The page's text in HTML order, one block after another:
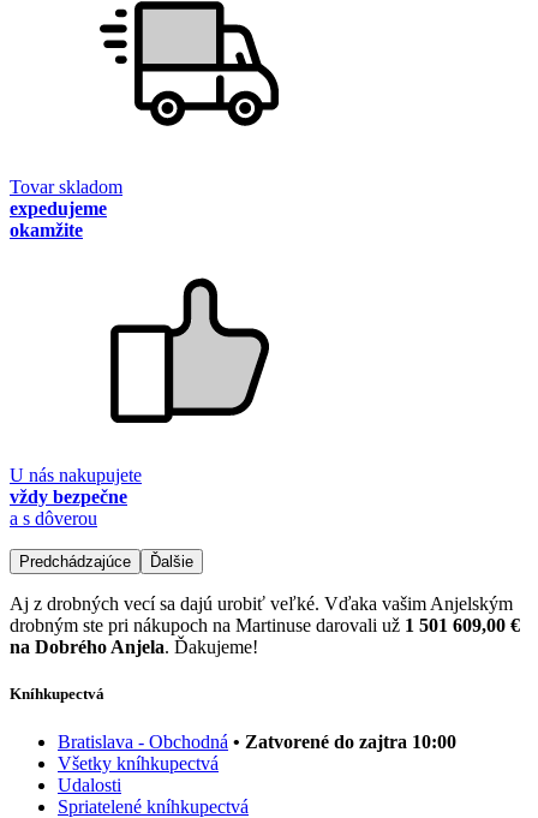
Tovar skladom
expedujeme
okamžite
U nás nakupujete
vždy bezpečne
a s dôverou
Predchádzajúce Ďalšie
Aj z drobných vecí sa dajú urobiť veľké. Vďaka vašim Anjelským
drobným ste pri nákupoch na Martinuse darovali už 1 501 609,00 €
na Dobrého Anjela. Ďakujeme!
Kníhkupectvá
Bratislava - Obchodná • Zatvorené do zajtra 10:00
Všetky kníhkupectvá
Udalosti
Spriatelené kníhkupectvá